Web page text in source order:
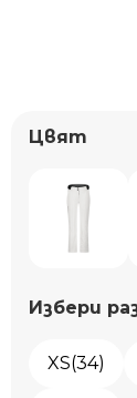
Цвят
Избери
XS(34)